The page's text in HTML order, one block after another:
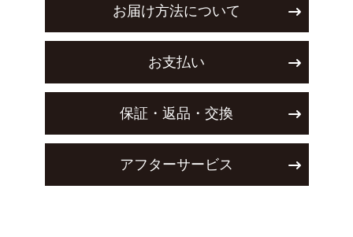
お届け方法について
お支払い
保証・返品・交換
アフターサービス